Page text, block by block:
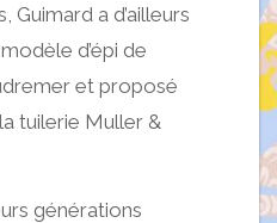
a d’ailleurs
d’épi de
et proposé
tuilerie Muller &
générations